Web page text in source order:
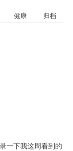
健康 归档
一下我这周看到的